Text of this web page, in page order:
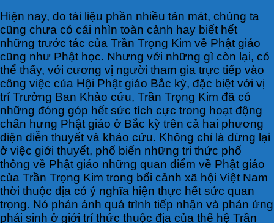
Hiện nay, do tài liệu phần nhiều tản mát, chúng ta
cũng chưa có cái nhìn toàn cảnh hay biết hết
những trước tác của Trần Trọng Kim về Phật giáo
cũng như Phật học. Nhưng với những gì còn lại, có
thể thấy, với cương vị người tham gia trực tiếp vào
công việc của Hội Phật giáo Bắc kỳ, đặc biệt với vị
trí Trưởng Ban Khảo cứu, Trần Trọng Kim đã có
những đóng góp hết sức tích cực trong hoạt động
chấn hưng Phật giáo ở Bắc kỳ trên cả hai phương
diện diễn thuyết và khảo cứu. Không chỉ là dừng lại
ở việc giới thuyết, phổ biến những tri thức phổ
thông về Phật giáo những quan điểm về Phật giáo
của Trần Trọng Kim trong bối cảnh xã hội Việt Nam
thời thuộc địa có ý nghĩa hiện thực hết sức quan
trọng. Nó phản ánh quá trình tiếp nhận và phản ứng
phái sinh ở giới trí thức thuộc địa của thế hệ Trần